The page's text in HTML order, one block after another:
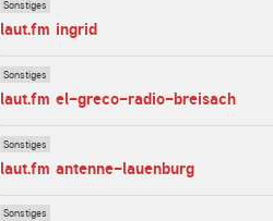
Sonstiges
laut.fm ingrid
Sonstiges
laut.fm el-greco-radio-breisach
Sonstiges
laut.fm antenne-lauenburg
Sonstiges